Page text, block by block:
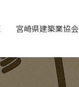
宮崎県建築業協